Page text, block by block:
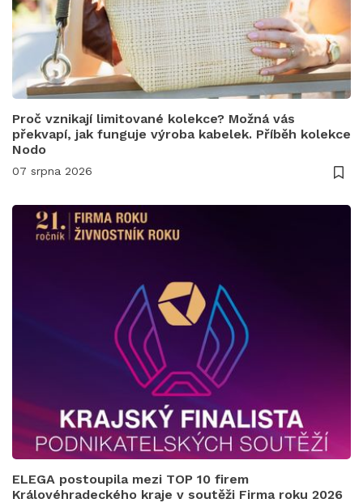
Proč vznikají limitované kolekce? Možná vás
překvapí, jak funguje výroba kabelek. Příběh kolekce
Nodo
07 srpna 2026
ELEGA postoupila mezi TOP 10 firem
Královéhradeckého kraje v soutěži Firma roku 2026